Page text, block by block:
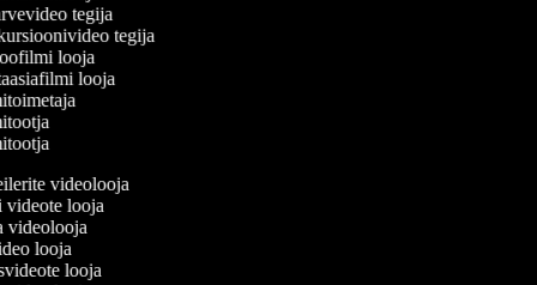
tegija
tegija
looja
looja
videolooja
videote looja
videolooja
looja
looja